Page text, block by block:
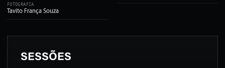
FOTOGRAFIA
Tavito França Souza
SESSÕES